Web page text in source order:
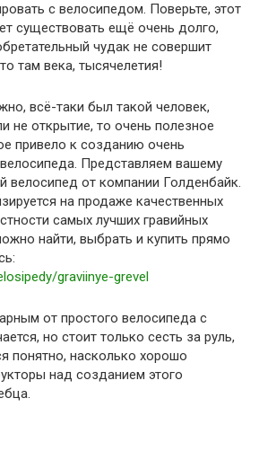
с велосипедом. Поверьте, этот
существовать ещё очень долго,
чудак не совершит
там века, тысячелетия!
всё-таки был такой человек,
не открытие, то очень полезное
привело к созданию очень
Представляем вашему
велосипед от компании Голденбайк.
на продаже качественных
самых лучших гравийных
найти, выбрать и купить прямо
graviinye-grevel
от простого велосипеда с
но стоит только сесть за руль,
понятно, насколько хорошо
над созданием этого